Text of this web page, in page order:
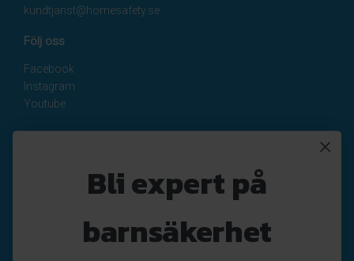
kundtjanst@homesafety.se
Följ oss
Facebook
Instagram
Youtube
Nyhetsbrev
Avregistrera
Bli expert på
barnsäkerhet